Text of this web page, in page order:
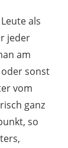
als
jeder
am
sonst
vom
ganz
so